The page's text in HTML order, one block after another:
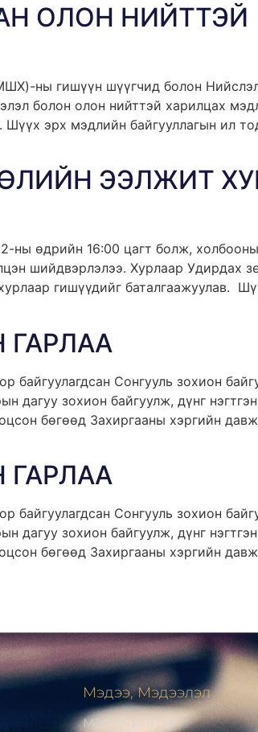
ОЛОН НИЙТТЭЙ
ны гишүүн шүүгчид болон
болон олон нийттэй харилцах
эрх мэдлийн байгууллагын ил
ЭЭЛЖИТ
ны өдрийн 16:00 цагт болж,
шийдвэрлэлээ. Хурлаар Удирдах
гишүүдийг баталгаажуулав.
Сонгууль зохион
дагуу зохион байгуулж, дүнг
бөгөөд Захиргааны хэргийн
Сонгууль зохион
дагуу зохион байгуулж, дүнг
бөгөөд Захиргааны хэргийн
Мэдээ, Мэдээлэл
МЭНДЧИЛГЭЭ